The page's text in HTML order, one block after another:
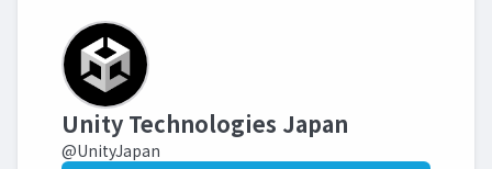
Unity Technologies Japan
@UnityJapan